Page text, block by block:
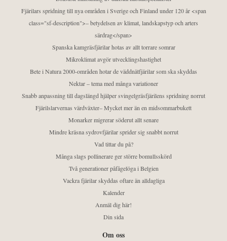
Fjärilars spridning till nya områden i Sverige och Finland under 120 år <span
class="sf-description">– betydelsen av klimat, landskapstyp och arters
särdrag</span>
Spanska kamgräsfjärilar hotas av allt torrare somrar
Mikroklimat avgör utvecklingshastighet
Bete i Natura 2000-områden hotar de väddnätfjärilar som ska skyddas
Nektar – tema med många variationer
Snabb anpassning till dagslängd hjälper svingelgräsfjärilens spridning norrut
Fjärilslarvernas värdväxter– Mycket mer än en midsommarbukett
Monarker migrerar söderut allt senare
Mindre kräsna sydrovfjärilar sprider sig snabbt norrut
Vad tittar du på?
Många slags pollinerare ger större bomullsskörd
Två generationer påfågelöga i Belgien
Vackra fjärilar skyddas oftare än alldagliga
Kalender
Anmäl dig här!
Din sida
Om oss